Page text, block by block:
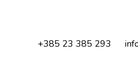
+385 23 385 293